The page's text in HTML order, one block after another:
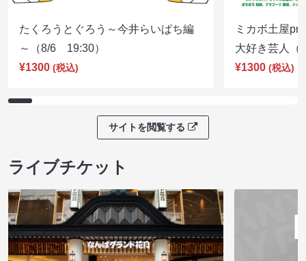
たくろうとぐろう～今井らいぱち編
～（8/6 19:30）
¥1300 (税込)
ミカボ土屋
大好き芸人
¥1300 (税込)
サイトを閲覧する
ライブチケット